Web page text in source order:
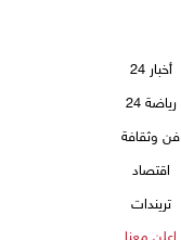
أخبار 24
رياضة 24
فن وثقافة
اقتصاد
تريندات
اعلن معنا